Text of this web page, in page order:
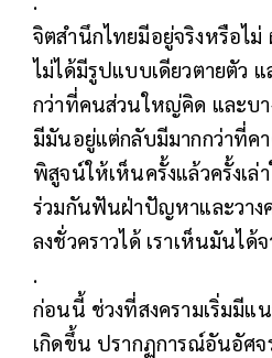
จิตสำนึกไทยมีอยู่จริงหรือไม่
ไม่ได้มีรูปแบบเดียวตายตัว
กว่าที่คนส่วนใหญ่คิด และบา
มีมันอยู่แต่กลับมีมากกว่าที่ค
พิสูจน์ให้เห็นครั้งแล้วครั้งเล่
ร่วมกันฟันฝ่าปัญหาและวาง
ลงชั่วคราวได้ เราเห็นมันได้
.
ก่อนนี้ ช่วงที่สงครามเริ่มมีแ
เกิดขึ้น ปรากฏการณ์อันอัศ